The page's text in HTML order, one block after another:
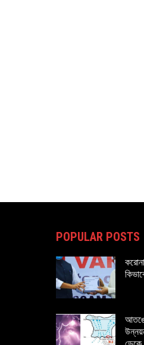
POPULAR POSTS